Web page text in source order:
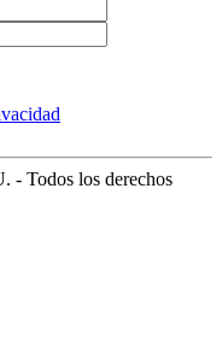
- Todos los derechos